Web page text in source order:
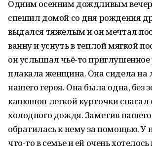
Одним осенним дождливым
спешил домой со дня рождения
выдался тяжелым и он мечтал
ванну и уснуть в теплой мягкой
он услышал чьё-то
плакала женщина. Она сидела на
нашего героя. Она была одна, без
капюшон легкой курточки спасал
холодного дождя. Заметив нашего
обратилась к нему за помощью. У
что-то в семье и ей очень хотелось